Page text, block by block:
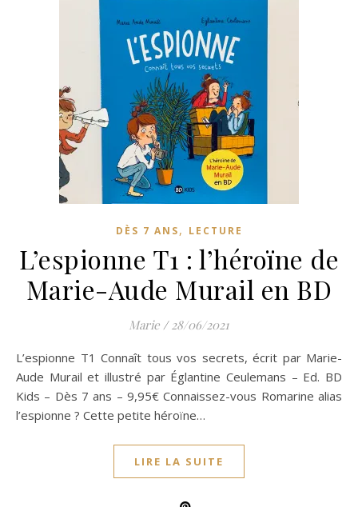
DÈS 7 ANS, LECTURE
L’espionne T1 : l’héroïne de
Marie-Aude Murail en BD
Marie / 28/06/2021
L’espionne T1 Connaît tous vos secrets, écrit par Marie-
Aude Murail et illustré par Églantine Ceulemans – Ed. BD
Kids – Dès 7 ans – 9,95€ Connaissez-vous Romarine alias
l’espionne ? Cette petite héroïne…
LIRE LA SUITE